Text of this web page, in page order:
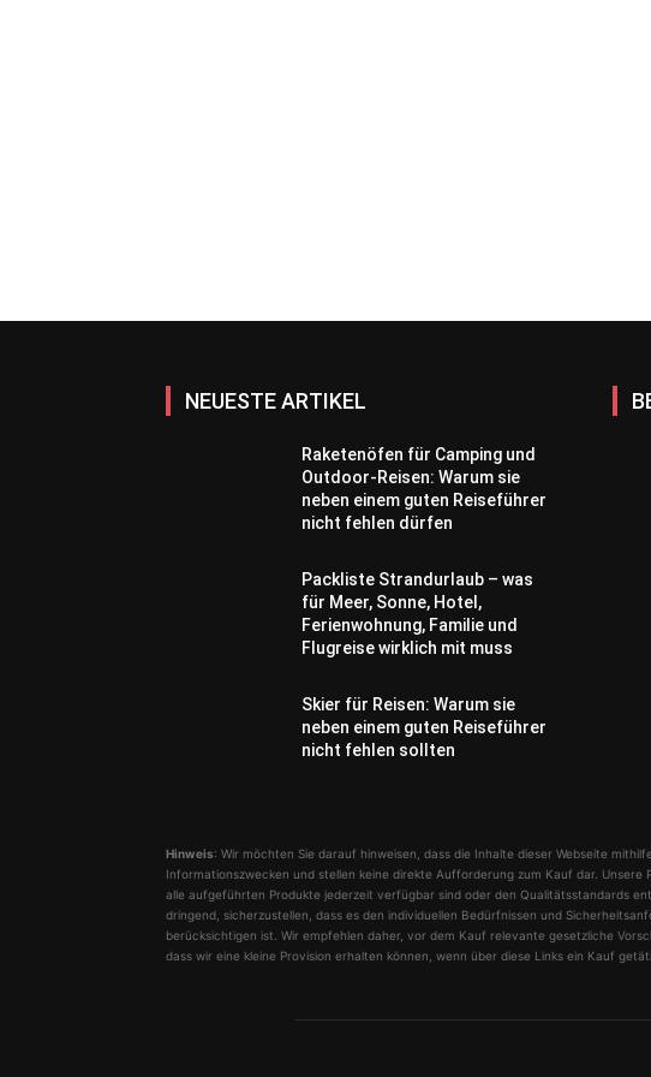
NEUESTE ARTIKEL
Raketenöfen für Camping und
Outdoor-Reisen: Warum sie
neben einem guten Reiseführer
nicht fehlen dürfen
Packliste Strandurlaub – was
für Meer, Sonne, Hotel,
Ferienwohnung, Familie und
Flugreise wirklich mit muss
Skier für Reisen: Warum sie
neben einem guten Reiseführer
nicht fehlen sollten
Hinweis: Wir möchten Sie darauf hinweisen, dass die Inhalte dieser Webseite
Informationszwecken und stellen keine direkte Aufforderung zum Kauf dar.
alle aufgeführten Produkte jederzeit verfügbar sind oder den Qualitätsstandards
dringend, sicherzustellen, dass es den individuellen Bedürfnissen und
berücksichtigen ist. Wir empfehlen daher, vor dem Kauf relevante gesetzliche
dass wir eine kleine Provision erhalten können, wenn über diese Links ein Kauf